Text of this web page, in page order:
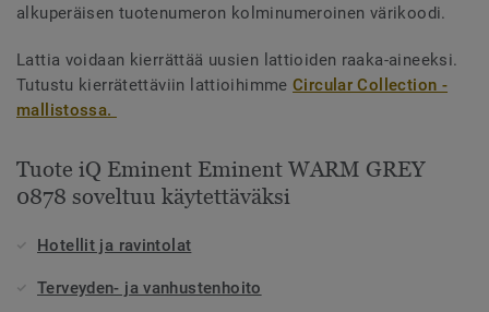
alkuperäisen tuotenumeron kolminumeroinen värikoodi.
Lattia voidaan kierrättää uusien lattioiden raaka-aineeksi.
Tutustu kierrätettäviin lattioihimmeCircular Collection -
mallistossa.
Tuote iQ Eminent Eminent WARM GREY
0878 soveltuu käytettäväksi
Hotellit ja ravintolat
Terveyden- ja vanhustenhoito